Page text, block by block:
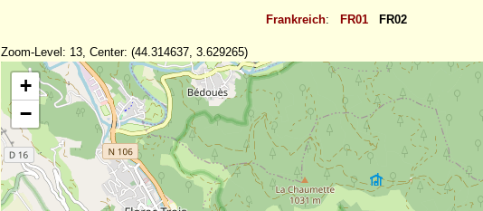
Frankreich: FR01 FR02
Zoom-Level: 13, Center: (44.314637, 3.629265)
+
−